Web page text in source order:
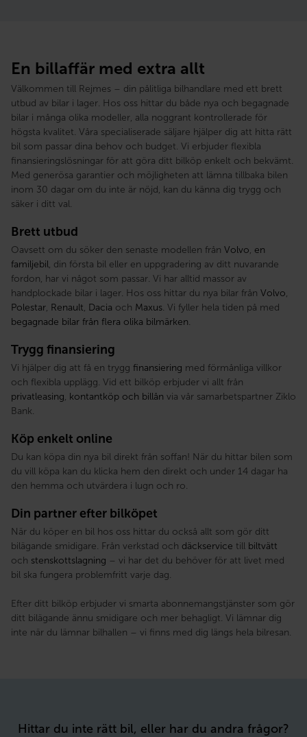
En billaffär med extra allt
Välkommen till Rejmes – din pålitliga bilhandlare med ett brett
utbud av bilar i lager. Hos oss hittar du både nya och begagnade
bilar i många olika modeller, alla noggrant kontrollerade för
högsta kvalitet. Våra specialiserade säljare hjälper dig att hitta rätt
bil som passar dina behov och budget. Vi erbjuder flexibla
finansieringslösningar för att göra ditt bilköp enkelt och bekvämt.
Med generösa garantier och möjligheten att lämna tillbaka bilen
inom 30 dagar om du inte är nöjd, kan du känna dig trygg och
säker i ditt val.
Brett utbud
Oavsett om du söker den senaste modellen från Volvo, en
familjebil, din första bil eller en uppgradering av ditt nuvarande
fordon, har vi något som passar. Vi har alltid massor av
handplockade bilar i lager. Hos oss hittar du nya bilar från Volvo,
Polestar, Renault, Dacia och Maxus. Vi fyller hela tiden på med
begagnade bilar från flera olika bilmärken.
Trygg finansiering
Vi hjälper dig att få en trygg finansiering med förmånliga villkor
och flexibla upplägg. Vid ett bilköp erbjuder vi allt från
privatleasing, kontantköp och billån via vår samarbetspartner Ziklo
Bank.
Köp enkelt online
Du kan köpa din nya bil direkt från soffan! När du hittar bilen som
du vill köpa kan du klicka hem den direkt och under 14 dagar ha
den hemma och utvärdera i lugn och ro.
Din partner efter bilköpet
När du köper en bil hos oss hittar du också allt som gör ditt
bilägande smidigare. Från verkstad och däckservice till biltvätt
och stenskottslagning – vi har det du behöver för att livet med
bil ska fungera problemfritt varje dag.
Efter ditt bilköp erbjuder vi smarta abonnemangstjänster som gör
ditt bilägande ännu smidigare och mer behagligt. Vi lämnar dig
inte när du lämnar bilhallen – vi finns med dig längs hela bilresan.
Hittar du inte rätt bil, eller har du andra frågor?